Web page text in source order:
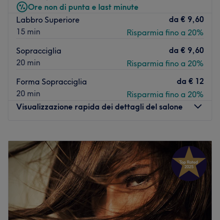
perfetta,
Vai al salone
Ore non di punta e last minute
Labbro Superiore
15 min
da € 9,60
Risparmia fino a 20%
Sopracciglia
20 min
da € 9,60
Risparmia fino a 20%
Forma Sopracciglia
20 min
da € 12
Risparmia fino a 20%
Visualizzazione rapida dei dettagli del salone
Martedì
19:30
Mercoledì
09:00
19:30
Giovedì
09:00
19:30
Venerdì
09:00–19:30
Sabato
Chiuso
Domenica
Chiuso